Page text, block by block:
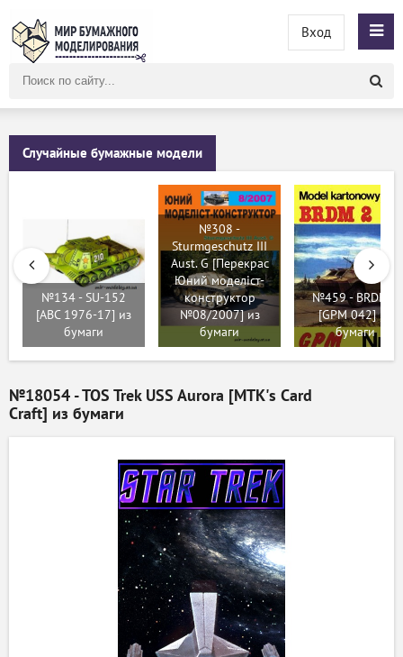
сайту
Вход
Случайные бумажные модели
№134 - SU-152
[ABC 1976-17] из
бумаги
№308 -
Sturmgeschutz III
Aust. G [Перекрас
Юний моделіст-
конструктор
№08/2007] из
бумаги
№459 - BRDM 2
[GPM 042] из
бумаги
№18054 - TOS Trek USS Aurora [MTK's Card
Craft] из бумаги